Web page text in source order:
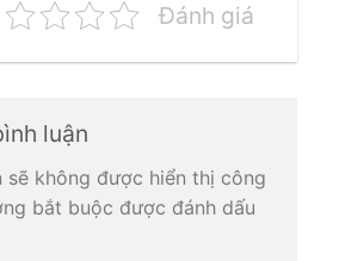
Đánh giá
luận
sẽ không được hiển thị công
bắt buộc được đánh dấu